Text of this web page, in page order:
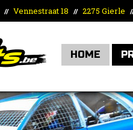
// Vennestraat 18 // 2275 Gierle
HOME